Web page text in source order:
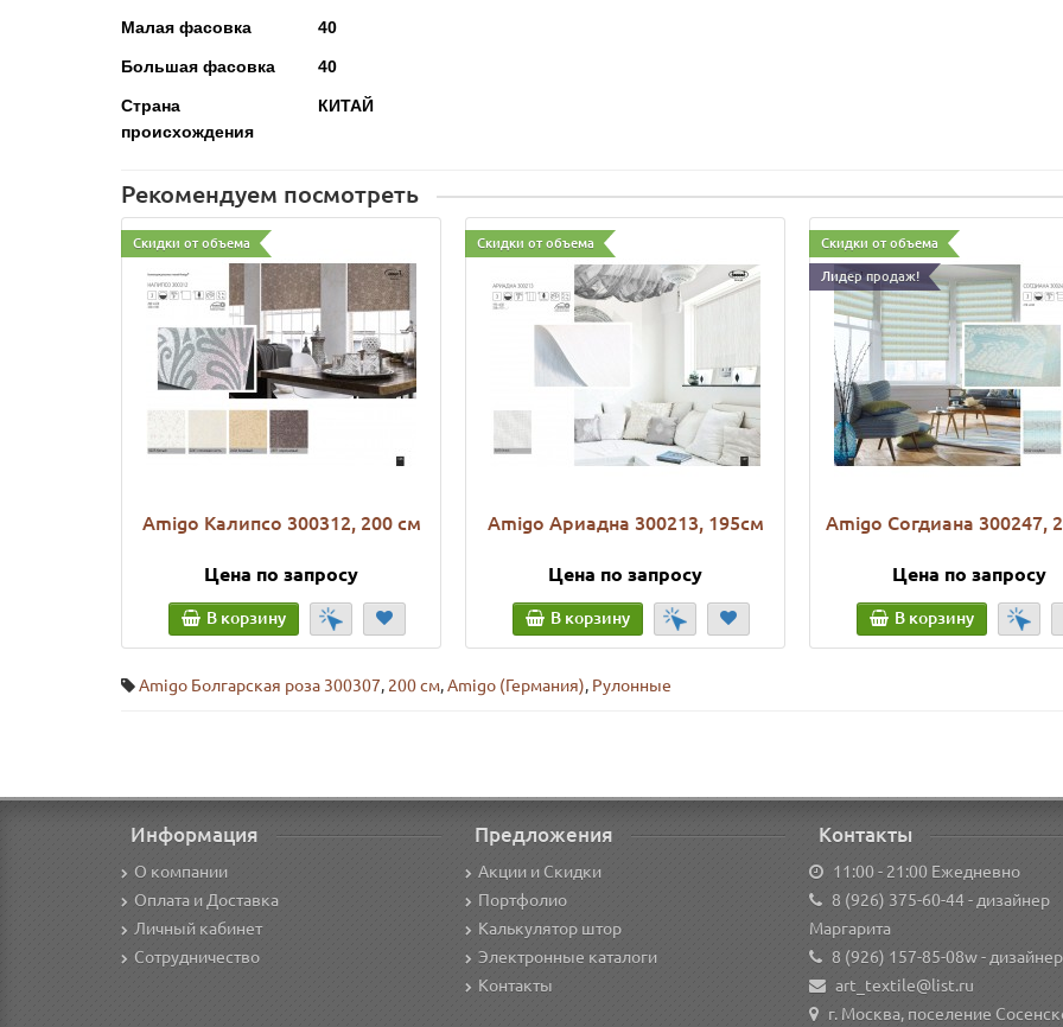
Малая фасовка 40
Большая фасовка 40
Страна
происхождения
КИТАЙ
Рекомендуем посмотреть
Скидки от объема
Amigo Калипсо 300312, 200 см
Цена по запросу
В корзину
Скидки от объема
Amigo Ариадна 300213, 195см
Цена по запросу
В корзину
Скидки от объема
Лидер продаж!
Amigo Согдиана 300247,
Цена по запросу
В корзину
Amigo Болгарская роза 300307, 200 см,Amigo (Германия), Рулонные
Информация
О компании
Оплата и Доставка
Личный кабинет
Сотрудничество
Предложения
Акции и Скидки
Портфолио
Калькулятор штор
Электронные каталоги
Контакты
Контакты
11:00 - 21:00 Ежедневно
8 (926) 375-60-44- дизайнер
Маргарита
8 (926) 157-85-08w-
art_textile@list.ru
г. Москва, поселение